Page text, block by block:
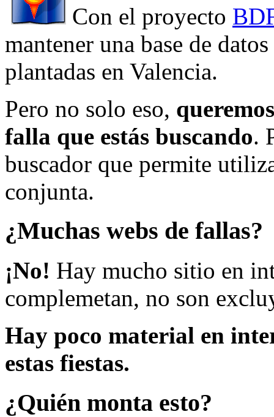
Con el proyecto
mantener una base de
plantadas en Valencia.
Pero no solo eso,
falla que estás buscando.
buscador que permite
conjunta.
¿Muchas webs de fallas?
¡No! Hay mucho sitio en
complemetan, no son
Hay poco material en
estas fiestas.
¿Quién monta esto?